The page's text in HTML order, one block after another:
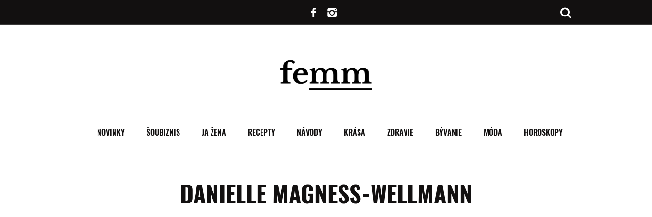
NOVINKY ŠOUBIZNIS JA ŽENA RECEPTY NÁVODY KRÁSA ZDRAVIE BÝVANIE MÓDA HOROSKOPY
DANIELLE MAGNESS-WELLMANN